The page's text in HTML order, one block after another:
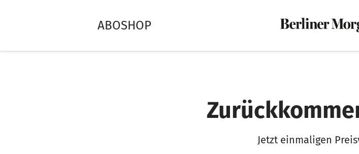
ABOSHOP
Jetzt einmaligen